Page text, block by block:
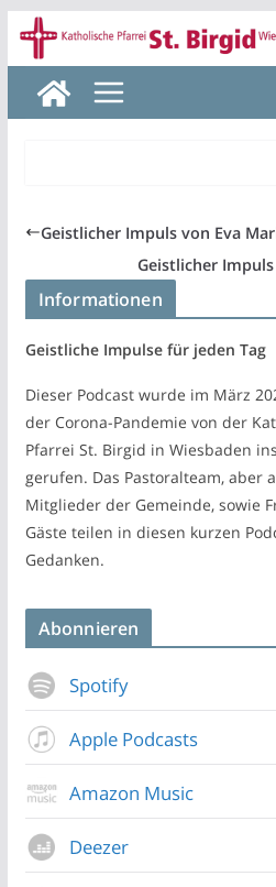
Zum
Inhalt
springen
Geistlicher Impuls von Eva
Geistlicher
Informationen
Geistliche Impulse für jeden Tag
Dieser Podcast wurde im März
der Corona-Pandemie von der
Pfarrei St. Birgid in Wiesbaden
gerufen. Das Pastoralteam, aber
Mitglieder der Gemeinde, sowie
Gäste teilen in diesen kurzen
Gedanken.
Abonnieren
Spotify
Apple Podcasts
Amazon Music
Deezer